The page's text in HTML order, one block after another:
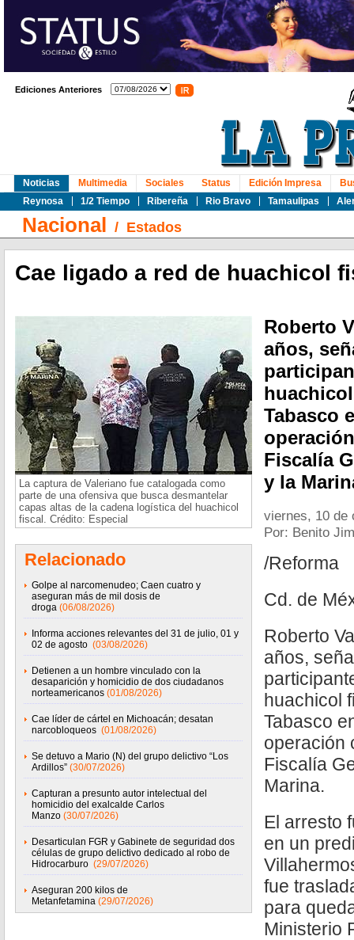
Ediciones Anteriores
Noticias
Reynosa
1/2 Tiempo Ribereña Rio Bravo Tamaulipas
Multimedia Sociales Status Edición Impresa
Nacional / Estados
Cae ligado a red de huachicol
La captura de Valeriano fue catalogada como
parte de una ofensiva que busca desmantelar
capas altas de la cadena logística del huachicol
fiscal. Crédito: Especial
Relacionado
Golpe al narcomenudeo; Caen cuatro y
aseguran más de mil dosis de
droga (06/08/2026)
Informa acciones relevantes del 31 de julio, 01 y
02 de agosto (03/08/2026)
Detienen a un hombre vinculado con la
desaparición y homicidio de dos ciudadanos
norteamericanos (01/08/2026)
Cae líder de cártel en Michoacán; desatan
narcobloqueos (01/08/2026)
Se detuvo a Mario (N) del grupo delictivo “Los
Ardillos” (30/07/2026)
Capturan a presunto autor intelectual del
homicidio del exalcalde Carlos
Manzo (30/07/2026)
Desarticulan FGR y Gabinete de seguridad dos
células de grupo delictivo dedicado al robo de
Hidrocarburo (29/07/2026)
Aseguran 200 kilos de
Metanfetamina (29/07/2026)
Roberto
años,
Tabasco
Fiscalía
y la
viernes, 10 de
Por: Benito
/Reforma
Cd. de
Roberto
años,
huachicol
Tabasco
operación
Fiscalía
Marina.
El arresto
en un
fue
para
Ministerio